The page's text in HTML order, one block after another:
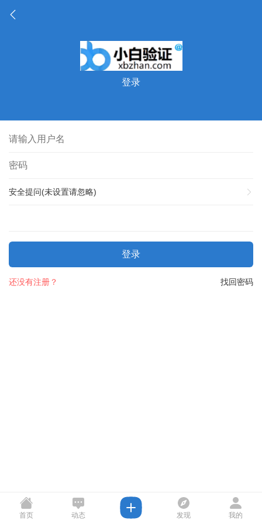
登录
安全提问(未设置请忽略)
登录
找回密码
还没有注册？
首页 动态 发现 我的